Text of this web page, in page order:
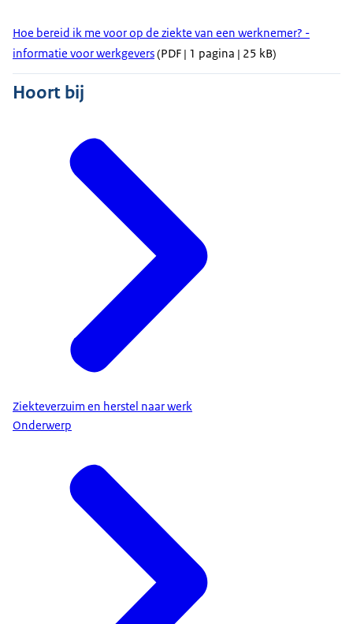
Hoe bereid ik me voor op de ziekte van een werknemer? -
informatie voor werkgevers(PDF | 1 pagina | 25 kB)
Hoort bij
Ziekteverzuim en herstel naar werk
Onderwerp